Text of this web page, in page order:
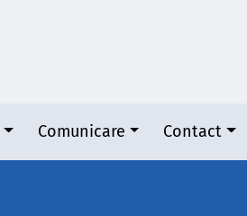
Comunicare Contact